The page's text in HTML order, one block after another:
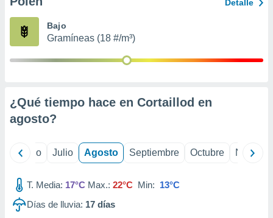
publicidad
1199
Detalle
Bajo
Gramíneas (18 #/m³)
¿Qué tiempo hace en Cortaillod en
agosto?
Junio Julio Agosto Septiembre Octubre
T. Media: 17°C Max.: 22°C Min: 13°C
Días de lluvia: 17 días